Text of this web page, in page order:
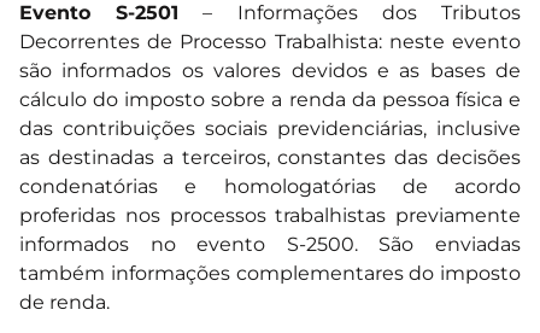
Evento S-2501 – Informações dos Tributos
Decorrentes de Processo Trabalhista: neste evento
são informados os valores devidos e as bases de
cálculo do imposto sobre a renda da pessoa física e
das contribuições sociais previdenciárias, inclusive
as destinadas a terceiros, constantes das decisões
condenatórias e homologatórias de acordo
proferidas nos processos trabalhistas previamente
informados no evento S-2500. São enviadas
também informações complementares do imposto
de renda.